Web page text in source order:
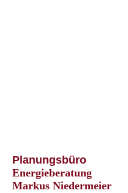
Planungsbüro
Energieberatung
Markus Niedermeier